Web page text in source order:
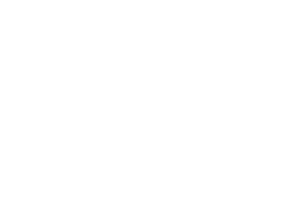
1bf6e7c0-0f02-
",
0f02-11ec-a3b9-